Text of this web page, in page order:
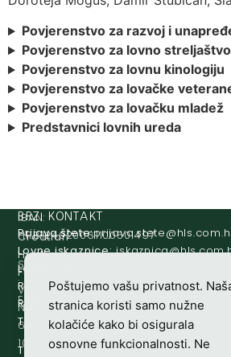
Povjerenstvo za razvoj i
Povjerenstvo za lovno streljaštvo
Povjerenstvo za lovnu kinologiju
Povjerenstvo za lovačke
Povjerenstvo za lovačku mladež
Predstavnici lovnih ureda
Croatian
Hunting
Federation
Vladimira
Nazora
63
10000
IBAN:
HR8124020061100501497
SWIFT/BIC
:
ESBCHR22
BRZI KONTAKT
Prijava štete:@etets.avajirp
Lovne iskaznice: @acinzaksi
Lovno osposobljavanje:
Redakcija/ digitalni mediji:@aidem
Računovodstvo: @ovtsdovonucar
Tajništvo:
rh.sl
@slh
Telefon: +385 (0)1 48 34 560
Poštujemo vašu privatnost.
stranica koristi samo nužne
kolačiće kako bi osigurala
osnovne funkcionalnosti. Ne